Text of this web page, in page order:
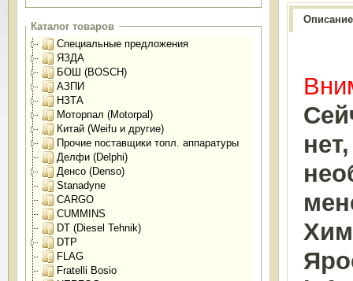
Каталог товаров
Специальные предложения
ЯЗДА
БОШ (BOSCH)
АЗПИ
НЗТА
Моторпал (Motorpal)
Китай (Weifu и другие)
Прочие поставщики топл. аппаратуры
Делфи (Delphi)
Денсо (Denso)
Stanadyne
CARGO
CUMMINS
DT (Diesel Tehnik)
DTP
FLAG
Fratelli Bosio
Описание